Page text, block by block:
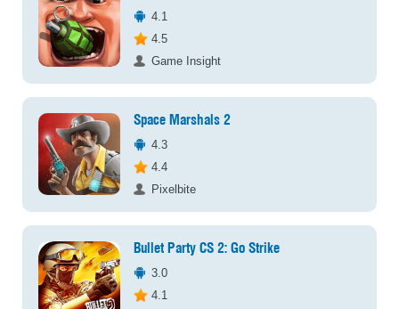
4.1
4.5
Game Insight
Space Marshals 2
4.3
4.4
Pixelbite
Bullet Party CS 2: Go Strike
3.0
4.1